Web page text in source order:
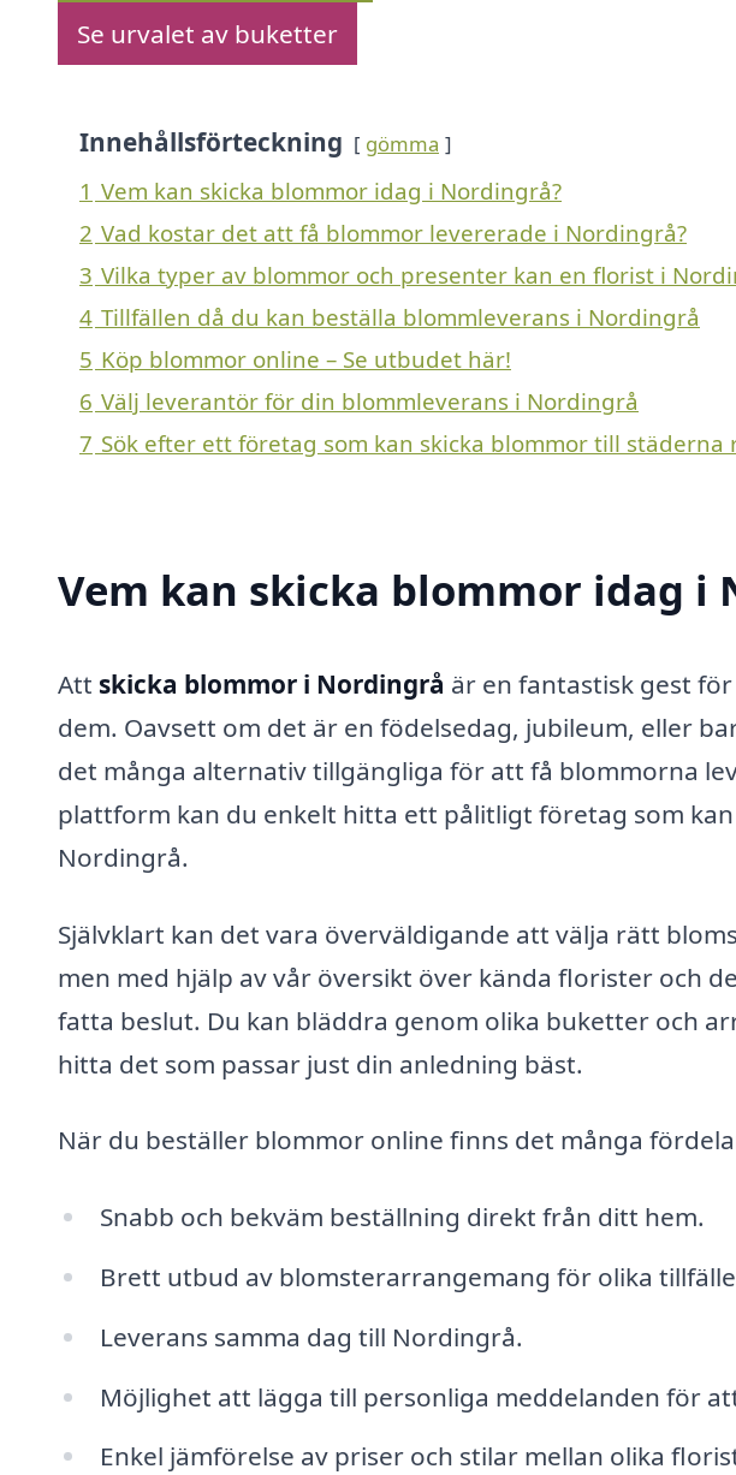
Se urvalet av buketter
Innehållsförteckning gömma
1 Vem kan skicka blommor idag i Nordingrå?
2 Vad kostar det att få blommor levererade i Nordingrå?
3 Vilka typer av blommor och presenter kan en florist i
4 Tillfällen då du kan beställa blommleverans i Nordingrå
5 Köp blommor online – Se utbudet här!
6 Välj leverantör för din blommleverans i Nordingrå
7 Sök efter ett företag som kan skicka blommor till
Vem kan skicka blommor idag i
Att skicka blommor i Nordingrå är en fantastisk gest
dem. Oavsett om det är en födelsedag, jubileum, eller
det många alternativ tillgängliga för att få blommorna
plattform kan du enkelt hitta ett pålitligt företag som
Nordingrå.
Självklart kan det vara överväldigande att välja rätt
men med hjälp av vår översikt över kända florister och
fatta beslut. Du kan bläddra genom olika buketter och
hitta det som passar just din anledning bäst.
När du beställer blommor online finns det många
Snabb och bekväm beställning direkt från ditt hem.
Brett utbud av blomsterarrangemang för olika
Leverans samma dag till Nordingrå.
Möjlighet att lägga till personliga meddelanden för
Enkel jämförelse av priser och stilar mellan olika